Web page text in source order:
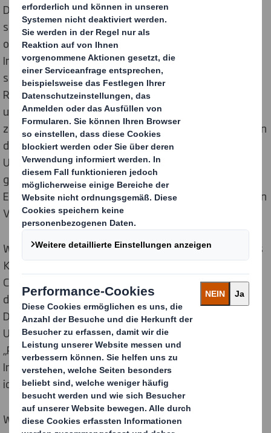
Datenschutzgesetzen der Länder, in denen wir tätig
sind. Das Unternehmen hat technische und
organisatorische Maßnahmen implementiert, um alle
Informationen, die wir möglicherweise erheben, zu
schützen. Gesetzliche Anforderungen bestimmter
Rechtsordnungen können es notwendig machen, dass
unser Unternehmen diesen Hinweis ergänzt und
zusätzlich örtliche Gesetzgebungen beachtet. Nichts in
diesem Hinweis soll die Rechte und Pflichten des
Unternehmens oder die Rechte betroffener Personen
gemäß zwingenden lokalen Gesetzen einschränken.
Ebenso ist nichts in diesem Hinweis dazu bestimmt, ein
Vertragsverhältnis oder Ähnliches zu begründen.
Wenn Sie sich in einer Rechtsordnung befinden, die das
Konzept eines Datenverantwortlichen („Data
Controller“) oder ein vergleichbares Konzept kennt, ist
der Verantwortliche DS Smith bzw. die jeweilige
Division, Tochtergesellschaft oder das verbundene
Unternehmen, das mit Ihnen interagiert.
„Personenbezogene Daten“ bezeichnet alle
Informationen, die sich auf eine identifizierte oder
identifizierbare Person beziehen.
Wenn Sie Fragen dazu haben, wie Ihre